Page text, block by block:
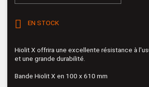
 EN STOCK
Hiolit X offrira une excellente résistance à
et une grande durabilité.
Bande Hiolit X en 100 x 610 mm